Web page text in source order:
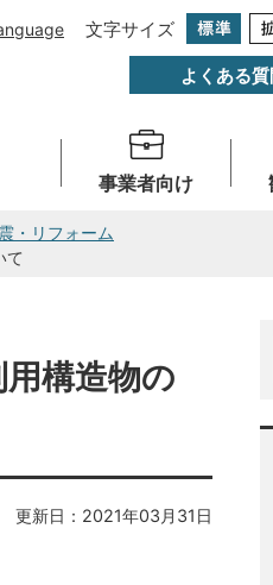
文字サイズ
よくある質
事業者向け
・リフォーム
て
構造物の
更新日：2021年03月31日